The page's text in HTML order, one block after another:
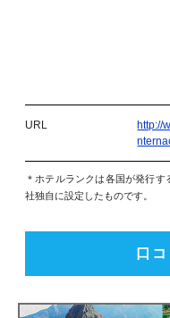
URL
http://
＊ホテルランクは各国が発行
社独自に設定したものです。
口